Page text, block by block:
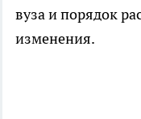
вуза и порядок
изменения.